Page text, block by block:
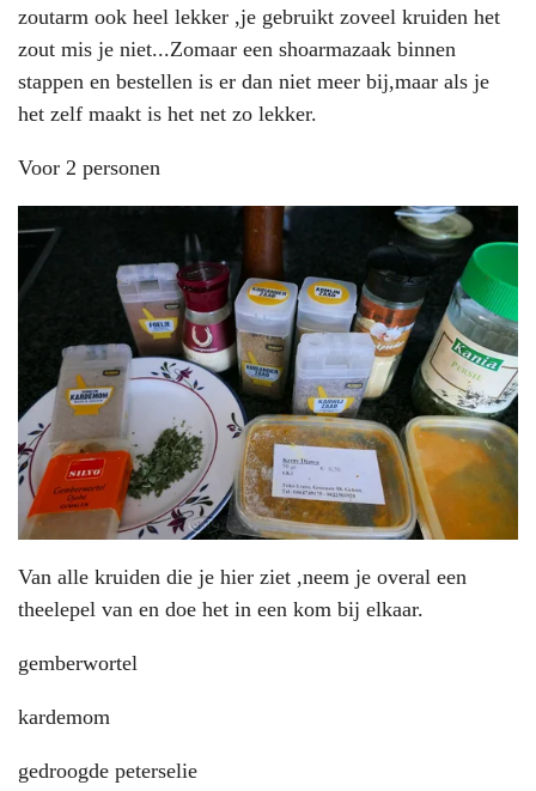
zoutarm ook heel lekker ,je gebruikt zoveel kruiden het
zout mis je niet...Zomaar een shoarmazaak binnen
stappen en bestellen is er dan niet meer bij,maar als je
het zelf maakt is het net zo lekker.
Voor 2 personen
Van alle kruiden die je hier ziet ,neem je overal een
theelepel van en doe het in een kom bij elkaar.
gemberwortel
kardemom
gedroogde peterselie